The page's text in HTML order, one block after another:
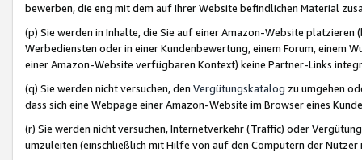
bewerben, die eng mit dem auf Ihrer Website befindlichen Material
(p) Sie werden in Inhalte, die Sie auf einer Amazon-Website
Werbediensten oder in einer Kundenbewertung, einem Forum, einem
einer Amazon-Website verfügbaren Kontext) keine Partner-Links
(q) Sie werden nicht versuchen, den Vergütungskatalog zu umgehen
dass sich eine Webpage einer Amazon-Website im Browser eines
(r) Sie werden nicht versuchen, Internetverkehr (Traffic) oder
umzuleiten (einschließlich mit Hilfe von auf den Computern der